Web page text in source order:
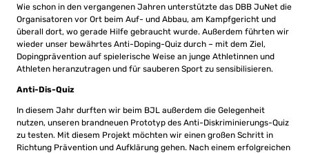
Wie schon in den vergangenen Jahren unterstützte das DBB JuNet die
Organisatoren vor Ort beim Auf- und Abbau, am Kampfgericht und
überall dort, wo gerade Hilfe gebraucht wurde. Außerdem führten wir
wieder unser bewährtes Anti-Doping-Quiz durch – mit dem Ziel,
Dopingprävention auf spielerische Weise an junge Athletinnen und
Athleten heranzutragen und für sauberen Sport zu sensibilisieren.
Anti-Dis-Quiz
In diesem Jahr durften wir beim BJL außerdem die Gelegenheit
nutzen, unseren brandneuen Prototyp des Anti-Diskriminierungs-Quiz
zu testen. Mit diesem Projekt möchten wir einen großen Schritt in
Richtung Prävention und Aufklärung gehen. Nach einem erfolgreichen